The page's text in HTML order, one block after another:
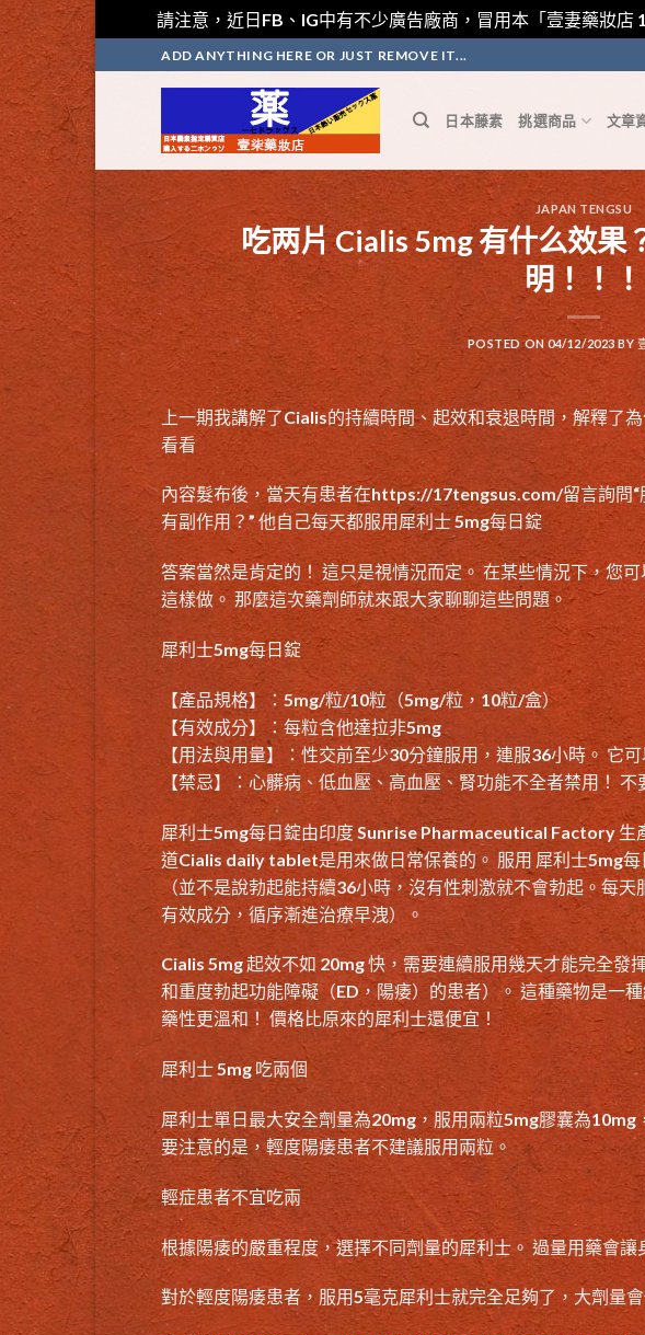
請注意，近日FB、IG中有不少廣告廠商，冒用本「壹妻藥妝
to
ADD ANYTHING HERE OR JUST REMOVE IT...
日本藤素 挑選商品 文章
JAPAN TENGSU
吃两片 Cialis 5mg 有什么效果
明！！！
POSTED ON04/12/2023BY
上一期我講解了Cialis的持續時間、起效和衰退時間，解釋了
看看
內容髮布後，當天有患者在https://17tengsus.com/留言詢問“
有副作用 ？” 他自己每天都服用犀利士 5mg每日錠
答案當然是肯定的！ 這只是視情況而定。 在某些情況下，您
這樣做。 那麼這次藥劑師就來跟大家聊聊這些問題。
犀利士5mg每日錠
【產品規格】：5mg/粒/10粒（5mg/粒，10粒/盒）
【有效成分】：每粒含他達拉非5mg
【用法與用量】：性交前至少30分鐘服用，連服36小時。 它可
【禁忌】：心髒病、低血壓、高血壓、腎功能不全者禁用！ 不
犀利士5mg每日錠由印度 Sunrise Pharmaceutical Factory
道Cialis daily tablet是用來做日常保養的。 服用 犀利士5mg每
（並不是說勃起能持續36小時，沒有性刺激就不會勃起。每
有效成分，循序漸進治療早洩）。
Cialis 5mg 起效不如 20mg 快，需要連續服用幾天才能完全發
和重度勃起功能障礙（ED，陽痿）的患者）。 這種藥物是一
藥性更溫和！ 價格比原來的犀利士還便宜！
犀利士 5mg 吃兩個
犀利士單日最大安全劑量為20mg，服用兩粒5mg膠囊為
要注意的是，輕度陽痿患者不建議服用兩粒。
輕症患者不宜吃兩
根據陽痿的嚴重程度 ，選擇不同劑量的犀利士。 過量用藥會
對於輕度陽痿患者，服用5毫克犀利士就完全足夠了，大劑量